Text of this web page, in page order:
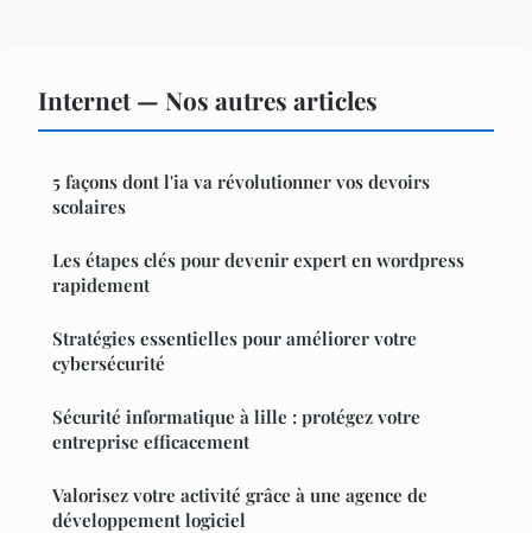
Internet — Nos autres articles
5 façons dont l'ia va révolutionner vos devoirs
scolaires
Les étapes clés pour devenir expert en wordpress
rapidement
Stratégies essentielles pour améliorer votre
cybersécurité
Sécurité informatique à lille : protégez votre
entreprise efficacement
Valorisez votre activité grâce à une agence de
développement logiciel